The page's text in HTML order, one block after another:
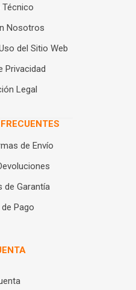
Técnico
Nosotros
del Sitio Web
Privacidad
Legal
de Envío
de Garantía
Pago